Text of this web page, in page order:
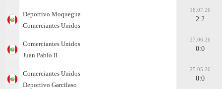
Deportivo Moquegua
Comerciantes Unidos
18.07.26
2:2
Comerciantes Unidos
Juan Pablo II
27.06.26
0:0
Comerciantes Unidos
Deportivo Garcilaso
25.05.26
0:0